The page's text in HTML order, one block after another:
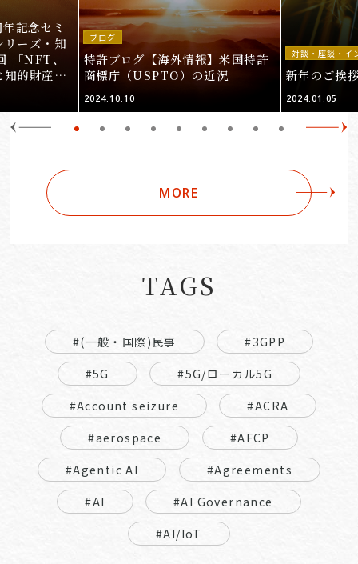
記念セミ
リーズ・知
「NFT、
知的財産
ブログ
特許ブログ【海外情報】米国特許
商標庁（USPTO）の近況
2024.10.10
対談・座談・イ
新年のご挨
2024.01.05
MORE
TAGS
#(一般・国際)民事
#3GPP
#5G
#5G/ローカル5G
#Account seizure
#ACRA
#aerospace
#AFCP
#Agentic AI
#Agreements
#AI
#AI Governance
#AI/IoT